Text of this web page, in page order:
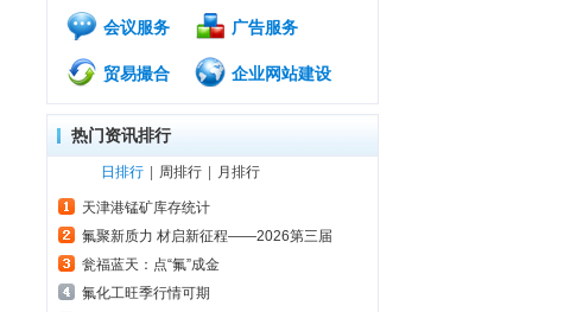
会议服务 广告服务
贸易撮合 企业网站建设
热门资讯排行
日排行 周排行 月排行
天津港锰矿库存统计
氟聚新质力 材启新征程——2026第三届
瓮福蓝天：点“氟”成金
氟化工旺季行情可期